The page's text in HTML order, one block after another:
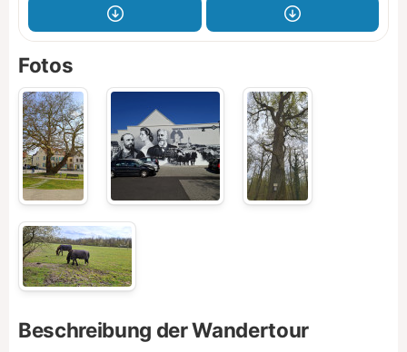
Fotos
Beschreibung der Wandertour